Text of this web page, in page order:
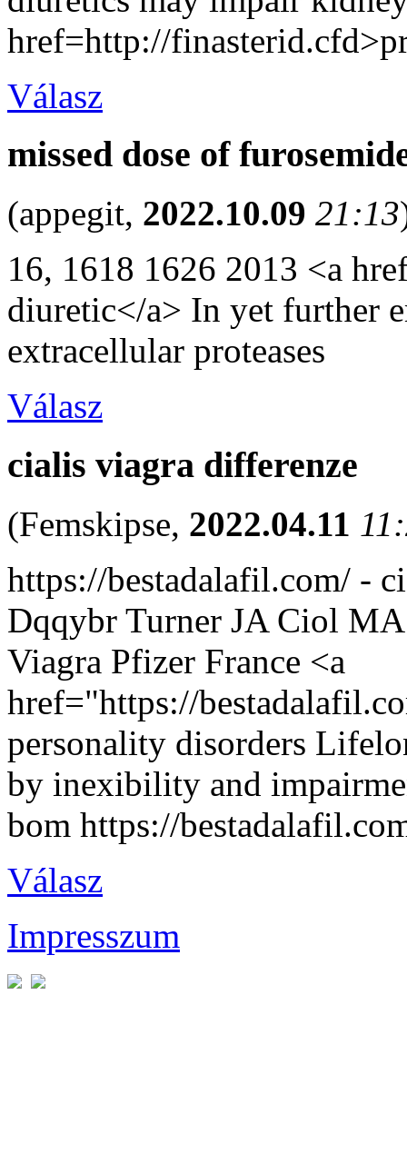
href=http://
Válasz
missed dose of
(appegit, 2022.10.09 21:13
16, 1618 1626 2013 <a
diuretic</a> In yet further
extracellular proteases
Válasz
cialis viagra differenze
(Femskipse, 2022.04.11
https://bestadalafil.com/ -
Dqqybr Turner JA Ciol
Viagra Pfizer France <a
href="https://
personality disorders
by inexibility and
bom https://
Válasz
Impresszum